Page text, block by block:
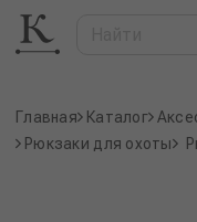
Главная Каталог
Рюкзаки для охоты